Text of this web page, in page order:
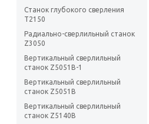
Станок глубокого сверления
T2150
Радиально-сверлильный станок
Z3050
Вертикальный сверлильный
станок Z5051B-1
Вертикальный сверлильный
станок Z5051B
Вертикальный сверлильный
станок Z5140B